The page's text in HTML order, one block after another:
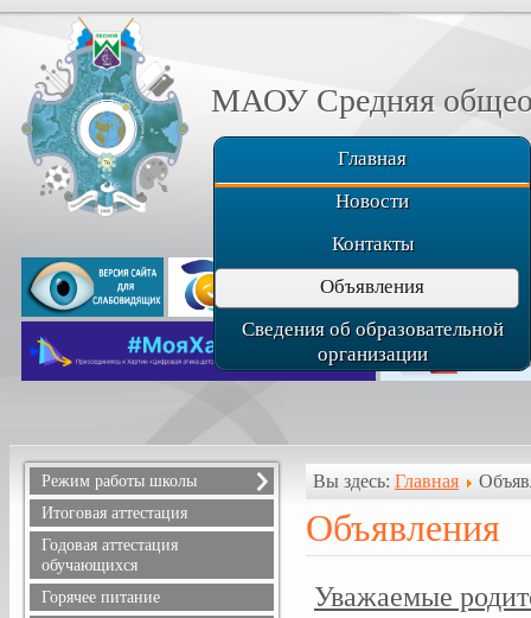
МАОУ Средняя
Главная
Новости
Контакты
Объявления
Сведения об образовательной
организации
Режим работы школы
Расписание звонков
Расписание уроков
Режим питания
Итоговая аттестация
Годовая аттестация
обучающихся
Горячее питание
Вы здесь: Главная
Объявления
Уважаемые